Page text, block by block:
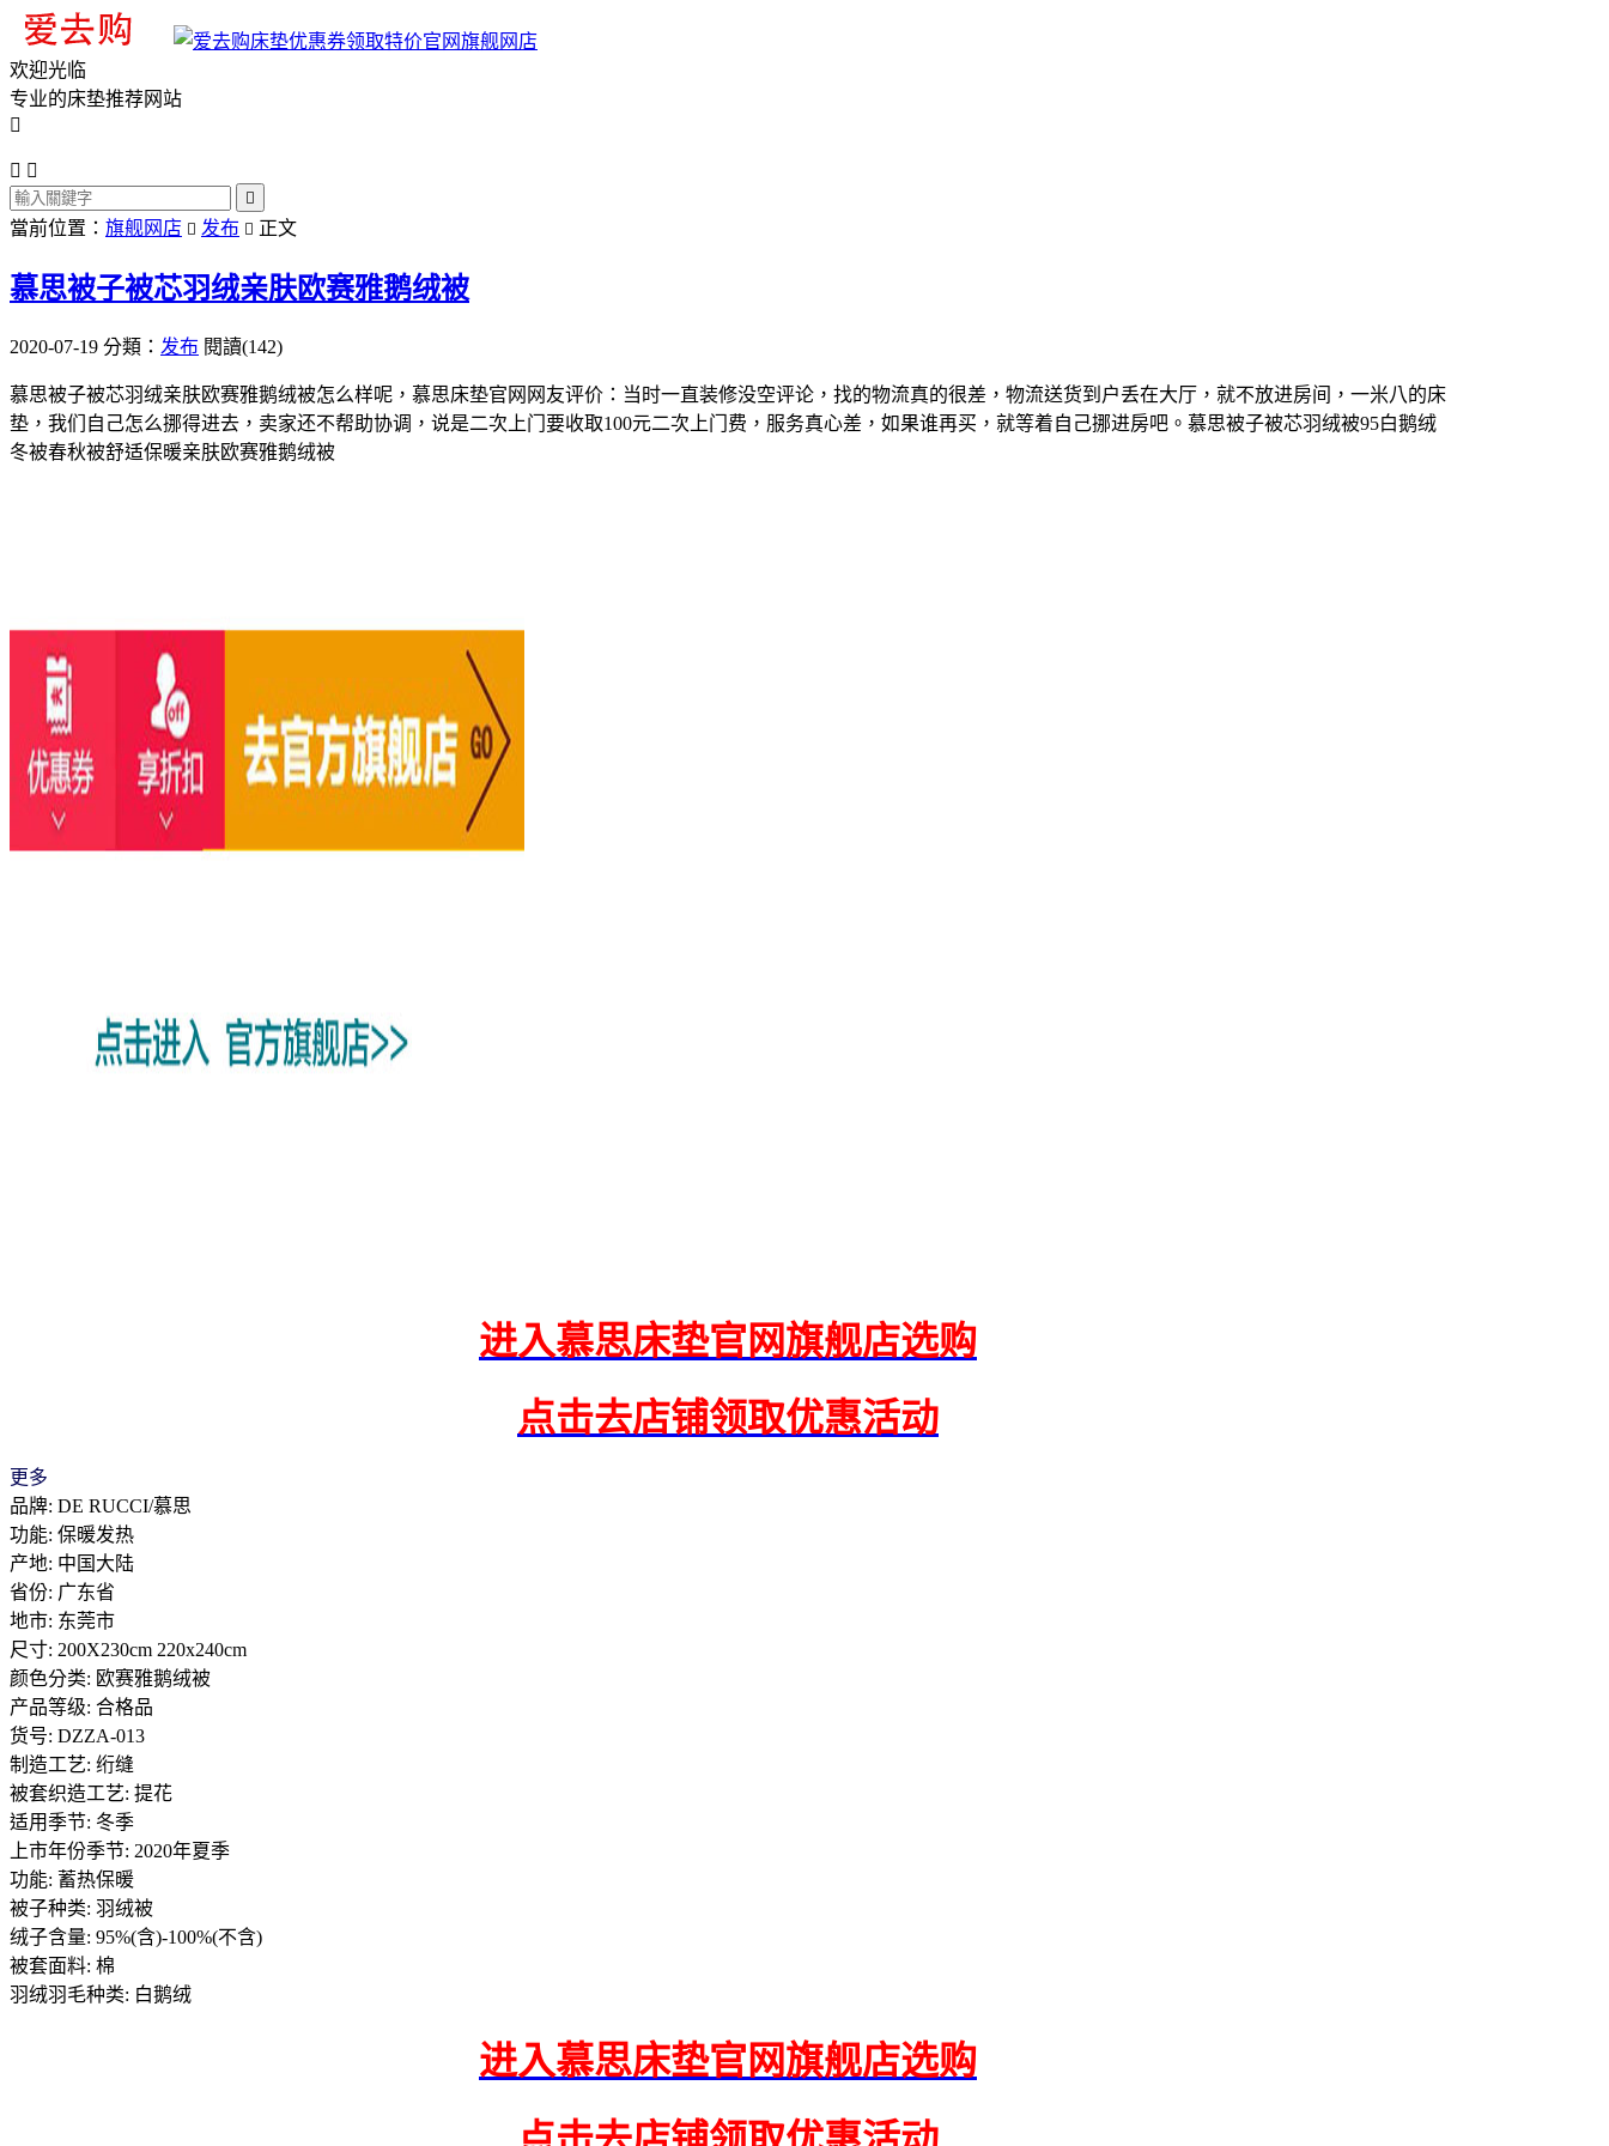
旗舰网店
欢迎光临
专业的床垫推荐网站

 

當前位置： 旗舰网店  发布  正文
慕思被子被芯羽绒亲肤欧赛雅鹅绒被
2020-07-19 分類： 发布 閱讀(142)
慕思被子被芯羽绒亲肤欧赛雅鹅绒被怎么样呢，慕思床垫官网网友评价：当时一直装修没空评论，找的物流真的很差，物流送货到户丢在大厅，就不放进房间，一米八的床
垫，我们自己怎么挪得进去，卖家还不帮助协调，说是二次上门要收取100元二次上门费，服务真心差，如果谁再买，就等着自己挪进房吧。慕思被子被芯羽绒被95白鹅绒
冬被春秋被舒适保暖亲肤欧赛雅鹅绒被
进入慕思床垫官网旗舰店选购
点击去店铺领取优惠活动
更多
品牌: DE RUCCI/慕思
功能: 保暖发热
产地: 中国大陆
省份: 广东省
地市: 东莞市
尺寸: 200X230cm 220x240cm
颜色分类: 欧赛雅鹅绒被
产品等级: 合格品
货号: DZZA-013
制造工艺: 绗缝
被套织造工艺: 提花
适用季节: 冬季
上市年份季节: 2020年夏季
功能: 蓄热保暖
被子种类: 羽绒被
绒子含量: 95%(含)-100%(不含)
被套面料: 棉
羽绒羽毛种类: 白鹅绒
进入慕思床垫官网旗舰店选购